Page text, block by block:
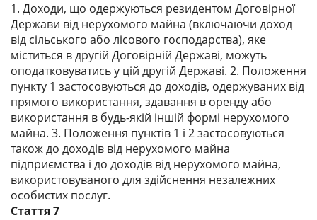
1. Доходи, що одержуються резидентом Договірної
Держави від нерухомого майна (включаючи доход
від сільського або лісового господарства), яке
міститься в другій Договірній Державі, можуть
оподатковуватись у цій другій Державі. 2. Положення
пункту 1 застосовуються до доходів, одержуваних від
прямого використання, здавання в оренду або
використання в будь-якій іншій формі нерухомого
майна. 3. Положення пунктів 1 і 2 застосовуються
також до доходів від нерухомого майна
підприємства і до доходів від нерухомого майна,
використовуваного для здійснення незалежних
особистих послуг.
Стаття 7